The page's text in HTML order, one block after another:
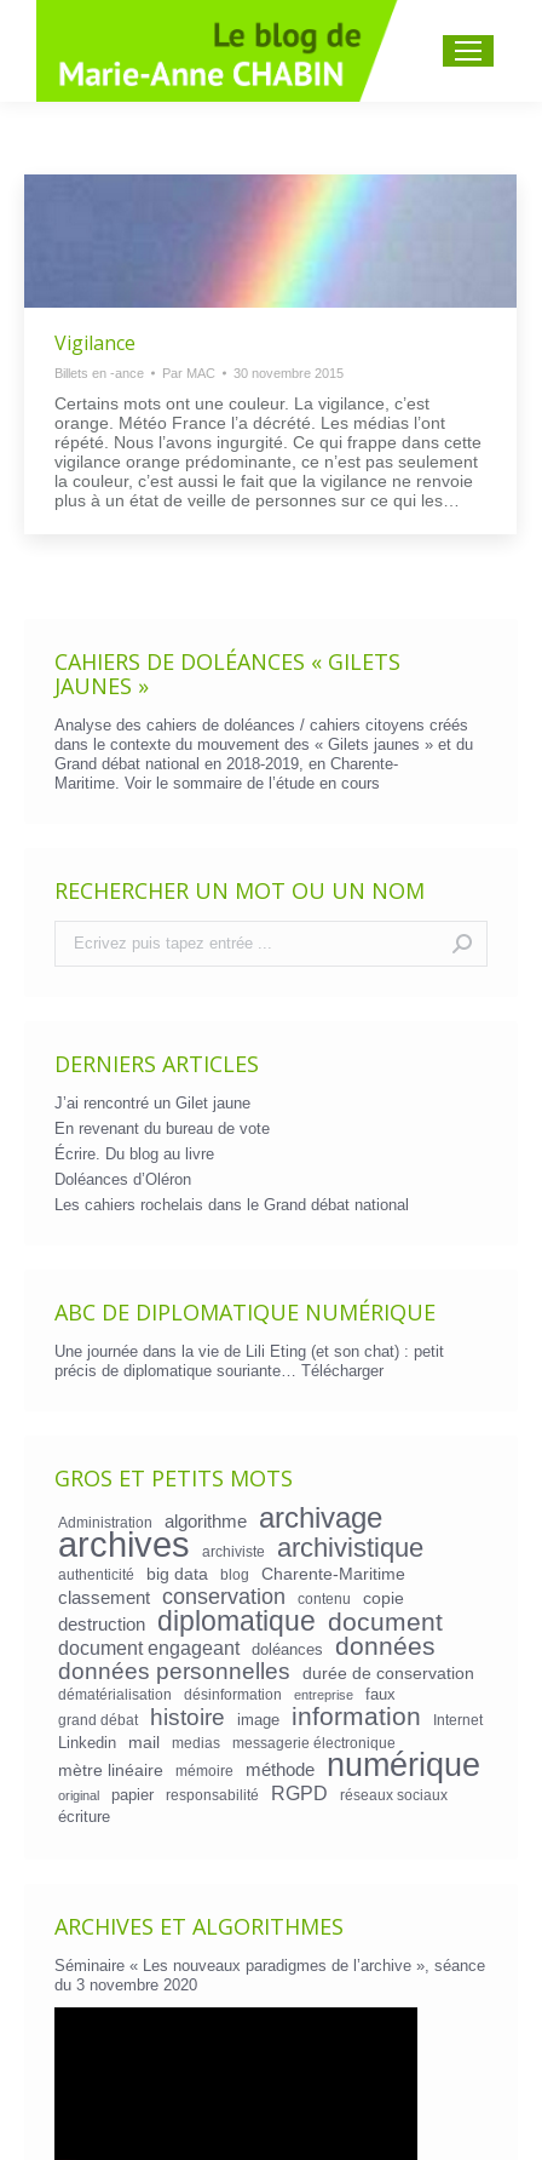
Recherche
Vigilance
Billets en -ance Par MAC 30 novembre 2015
Certains mots ont une couleur. La vigilance, c’est
orange. Météo France l’a décrété. Les médias l’ont
répété. Nous l’avons ingurgité. Ce qui frappe dans cette
vigilance orange prédominante, ce n’est pas seulement
la couleur, c’est aussi le fait que la vigilance ne renvoie
plus à un état de veille de personnes sur ce qui les…
CAHIERS DE DOLÉANCES « GILETS
JAUNES »
Analyse des cahiers de doléances / cahiers citoyens créés
dans le contexte du mouvement des « Gilets jaunes » et du
Grand débat national en 2018-2019, en Charente-
Maritime. Voir le sommaire de l’étude en cours
RECHERCHER UN MOT OU UN NOM
DERNIERS ARTICLES
J’ai rencontré un Gilet jaune
En revenant du bureau de vote
Écrire. Du blog au livre
Doléances d’Oléron
Les cahiers rochelais dans le Grand débat national
ABC DE DIPLOMATIQUE NUMÉRIQUE
Une journée dans la vie de Lili Eting (et son chat) : petit
précis de diplomatique souriante… Télécharger
GROS ET PETITS MOTS
Administration algorithme archivage
archives archiviste archivistique
authenticité big data blog
Charente-Maritime
classement
conservation contenu
copie
destruction
diplomatique document
document engageant doléances données
données personnelles durée de conservation
dématérialisation désinformation entreprise faux
grand débat histoire image information Internet
Linkedin mail medias messagerie électronique
mètre linéaire mémoire méthode numérique
original papier responsabilité RGPD réseaux sociaux
écriture
ARCHIVES ET ALGORITHMES
Séminaire « Les nouveaux paradigmes de l’archive », séance
du 3 novembre 2020